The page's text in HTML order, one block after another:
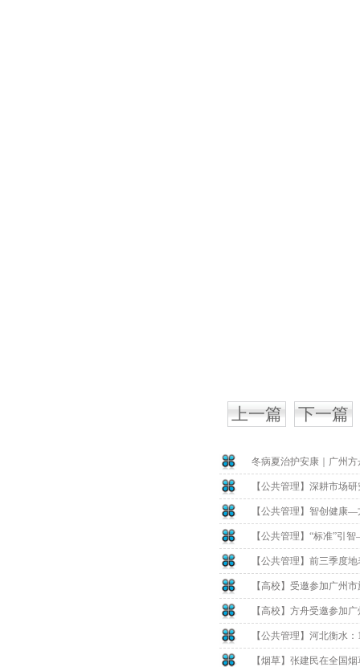
上一篇 下一篇
冬病夏治护安康｜广州
【公共管理】深耕市场
【公共管理】智创健康
【公共管理】“标准”引
【公共管理】前三季度
【高校】受邀参加广州
【高校】方舟受邀参加
【公共管理】河北衡水
【烟草】张建民在全国